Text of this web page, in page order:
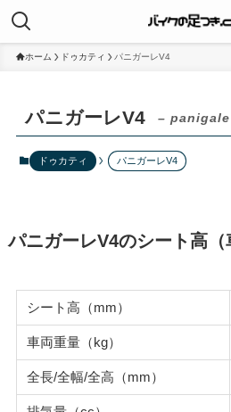
ホーム ドゥカティ パニガーレV4
パニガーレV4 –
ドゥカティ パニガーレV4
パニガーレV4のシート高（
シート高（mm）
車両重量（kg）
全長/全幅/全高（mm）